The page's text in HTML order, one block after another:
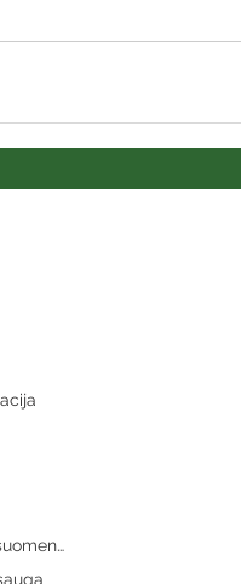
Konsultavimasis su visuomene